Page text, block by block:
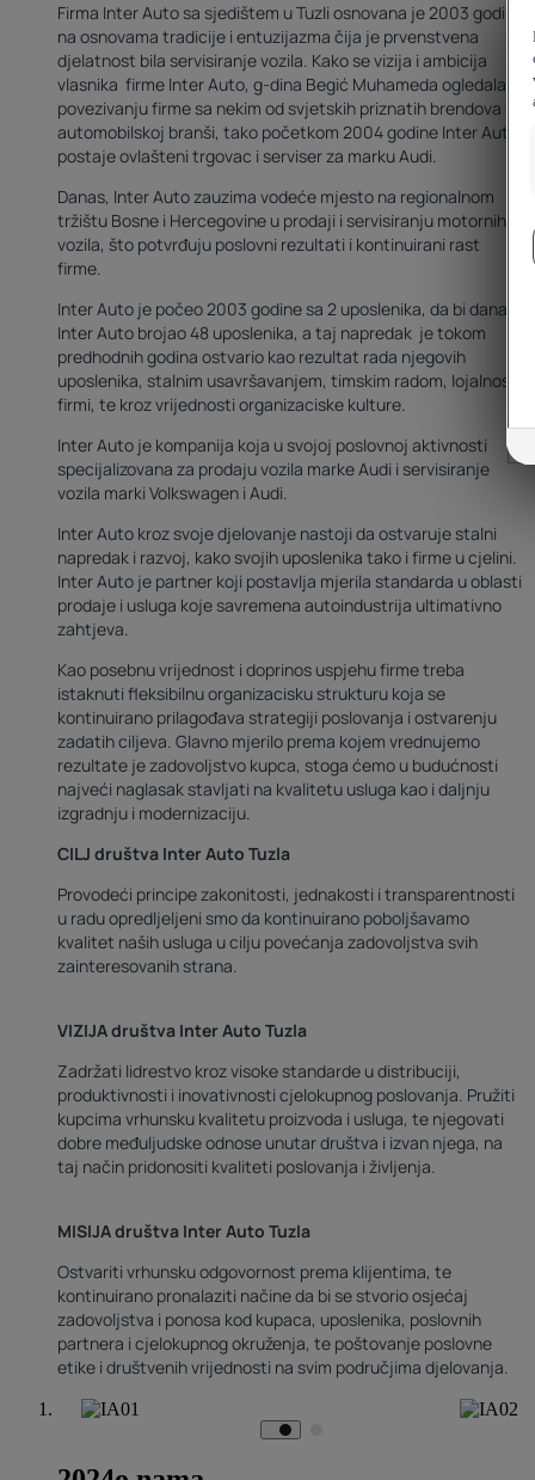
Firma Inter Auto sa sjedištem u Tuzli osnovana je 2003 godine
na osnovama tradicije i entuzijazma čija je prvenstvena
djelatnost bila servisiranje vozila. Kako se vizija i ambicija
vlasnika firme Inter Auto, g-dina Begić Muhameda ogledala u
povezivanju firme sa nekim od svjetskih priznatih brendova u
automobilskoj branši, tako početkom 2004 godine Inter Auto
postaje ovlašteni trgovac i serviser za marku Audi.
Danas, Inter Auto zauzima vodeće mjesto na regionalnom
tržištu Bosne i Hercegovine u prodaji i servisiranju motornih
vozila, što potvrđuju poslovni rezultati i kontinuirani rast
firme.
Inter Auto je počeo 2003 godine sa 2 uposlenika, da bi danas
Inter Auto brojao 48 uposlenika, a taj napredak je tokom
predhodnih godina ostvario kao rezultat rada njegovih
uposlenika, stalnim usavršavanjem, timskim radom, lojalnosti
firmi, te kroz vrijednosti organizaciske kulture.
Inter Auto je kompanija koja u svojoj poslovnoj aktivnosti
specijalizovana za prodaju vozila marke Audi i servisiranje
vozila marki Volkswagen i Audi.
Inter Auto kroz svoje djelovanje nastoji da ostvaruje stalni
napredak i razvoj, kako svojih uposlenika tako i firme u cjelini.
Inter Auto je partner koji postavlja mjerila standarda u oblasti
prodaje i usluga koje savremena autoindustrija ultimativno
zahtjeva.
Kao posebnu vrijednost i doprinos uspjehu firme treba
istaknuti fleksibilnu organizacisku strukturu koja se
kontinuirano prilagođava strategiji poslovanja i ostvarenju
zadatih ciljeva. Glavno mjerilo prema kojem vrednujemo
rezultate je zadovoljstvo kupca, stoga ćemo u budućnosti
najveći naglasak stavljati na kvalitetu usluga kao i daljnju
izgradnju i modernizaciju.
CILJ društva Inter Auto Tuzla
Provodeći principe zakonitosti, jednakosti i transparentnosti
u radu opredljeljeni smo da kontinuirano poboljšavamo
kvalitet naših usluga u cilju povećanja zadovoljstva svih
zainteresovanih strana.
VIZIJA društva Inter Auto Tuzla
Zadržati lidrestvo kroz visoke standarde u distribuciji,
produktivnosti i inovativnosti cjelokupnog poslovanja. Pružiti
kupcima vrhunsku kvalitetu proizvoda i usluga, te njegovati
dobre međuljudske odnose unutar društva i izvan njega, na
taj način pridonositi kvaliteti poslovanja i življenja.
MISIJA društva Inter Auto Tuzla
Ostvariti vrhunsku odgovornost prema klijentima, te
kontinuirano pronalaziti načine da bi se stvorio osjećaj
zadovoljstva i ponosa kod kupaca, uposlenika, poslovnih
partnera i cjelokupnog okruženja, te poštovanje poslovne
etike i društvenih vrijednosti na svim područjima djelovanja.